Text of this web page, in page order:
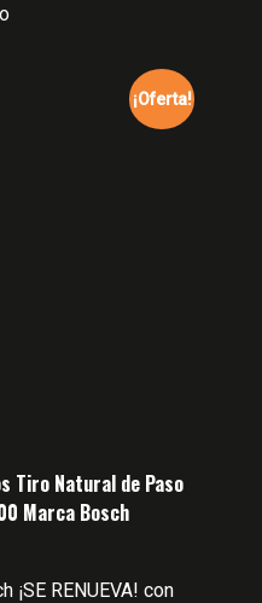
¡Oferta!
Tiro Natural de Paso
Marca Bosch
¡SE RENUEVA! con